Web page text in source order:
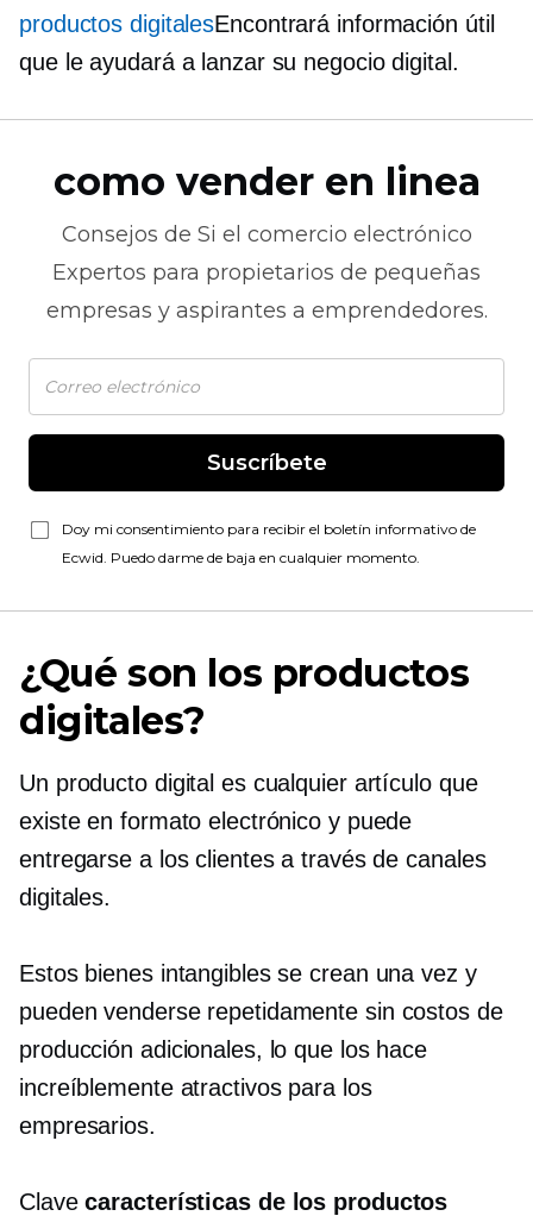
productos digitalesEncontrará información útil
que le ayudará a lanzar su negocio digital.
como vender en linea
Consejos de Si el comercio electrónico
Expertos para propietarios de pequeñas
empresas y aspirantes a emprendedores.
Suscríbete
Doy mi consentimiento para recibir el boletín informativo de
Ecwid. Puedo darme de baja en cualquier momento.
¿Qué son los productos
digitales?
Un producto digital es cualquier artículo que
existe en formato electrónico y puede
entregarse a los clientes a través de canales
digitales.
Estos bienes intangibles se crean una vez y
pueden venderse repetidamente sin costos de
producción adicionales, lo que los hace
increíblemente atractivos para los
empresarios.
Clavecaracterísticas de los productos